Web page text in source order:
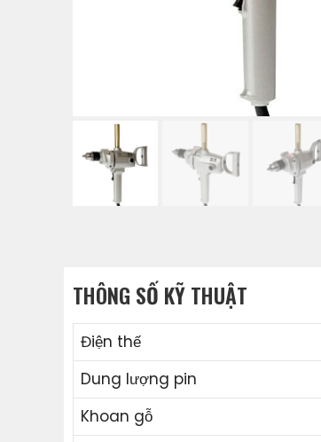
THÔNG SỐ KỸ THUẬT
Điện thế
Dung lượng pin
Khoan gỗ